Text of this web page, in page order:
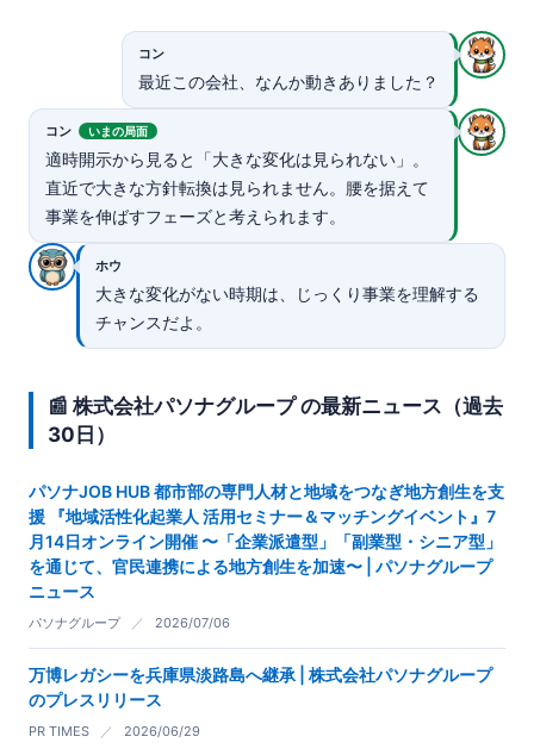
コン
最近この会社、なんか動きありました？
コン いまの局面
適時開示から見ると「大きな変化は見られない」。
直近で大きな方針転換は見られません。腰を据えて
事業を伸ばすフェーズと考えられます。
ホウ
大きな変化がない時期は、じっくり事業を理解する
チャンスだよ。
📰 株式会社パソナグループ の最新ニュース（過去
30日）
パソナJOB HUB 都市部の専門人材と地域をつなぎ地方創生を支
援 『地域活性化起業人 活用セミナー＆マッチングイベント』7
月14日オンライン開催 〜「企業派遣型」「副業型・シニア型」
を通じて、官民連携による地方創生を加速〜 | パソナグループ
ニュース
パソナグループ ／ 2026/07/06
万博レガシーを兵庫県淡路島へ継承 | 株式会社パソナグループ
のプレスリリース
PR TIMES ／ 2026/06/29